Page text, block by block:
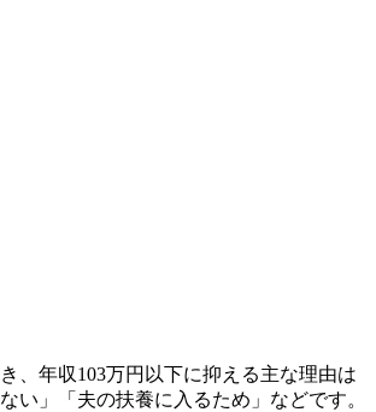
、年収103万円以下に抑える主な理由は
い」「夫の扶養に入るため」などです。